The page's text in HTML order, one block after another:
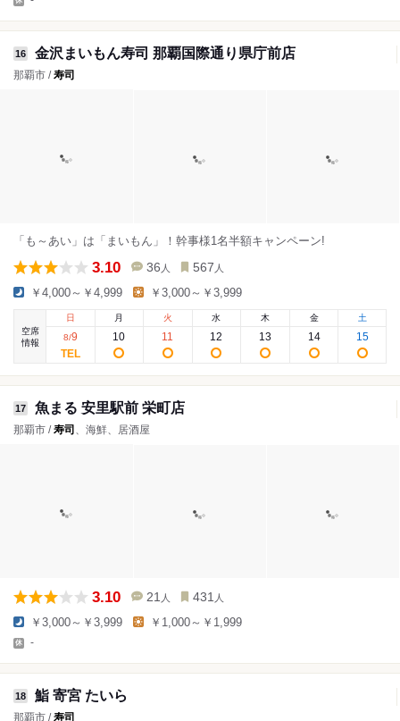
16 金沢まいもん寿司 那覇国際通り県庁前店
那覇市 /寿司
「も～あい」は「まいもん」！幹事様1名半額キャンペーン!
3.10 36 人 567 人
￥4,000～￥4,999 ￥3,000～￥3,999
空席
情報
日
8/9
月
10
火
11
水
12
木
13
金
14
土
15
17 魚まる 安里駅前 栄町店
那覇市 /寿司 、海鮮、居酒屋
3.10 21 人 431 人
￥3,000～￥3,999 ￥1,000～￥1,999
-
18 鮨 寄宮 たいら
那覇市 /寿司